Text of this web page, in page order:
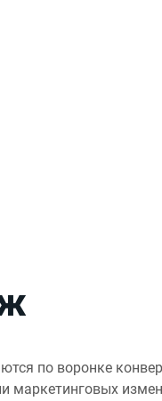
по воронке
маркетинговых